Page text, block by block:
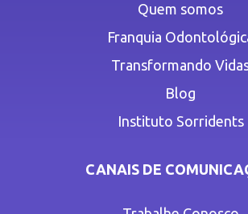
Quem somos
Franquia
Transformando
Blog
Instituto Sorridents
CANAIS DE